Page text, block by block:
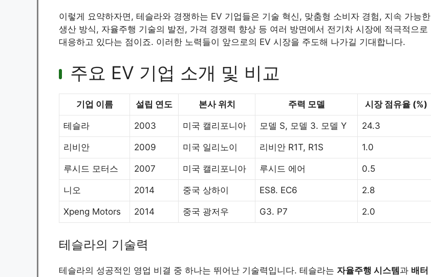
이렇게 요약하자면, 테슬라와 경쟁하는 EV 기업들은 기술 혁신, 맞춤형 소비자 경험, 지속 가능한
생산 방식, 자율주행 기술의 발전, 가격 경쟁력 향상 등 여러 방면에서 전기차 시장에 적극적으로
대응하고 있다는 점이죠. 이러한 노력들이 앞으로의 EV 시장을 주도해 나가길 기대합니다.
주요 EV 기업 소개 및 비교
기업 이름 설립 연도 본사 위치 주력 모델 시장 점유율 (%)
테슬라 2003 미국 캘리포니아 모델 S, 모델 3. 모델 Y 24.3
리비안 2009 미국 일리노이 리비안 R1T, R1S 1.0
루시드 모터스 2007 미국 캘리포니아 루시드 에어 0.5
니오 2014 중국 상하이 ES8. EC6 2.8
Xpeng Motors 2014 중국 광저우 G3. P7 2.0
테슬라의 기술력
테슬라의 성공적인 영업 비결 중 하나는 뛰어난 기술력입니다. 테슬라는 자율주행 시스템 과 배터